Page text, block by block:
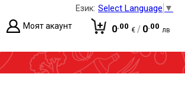
Език: Select Language ▼
Моят акаунт
Регистрация
0.00 € / 0.00 лв
Количката е празна!